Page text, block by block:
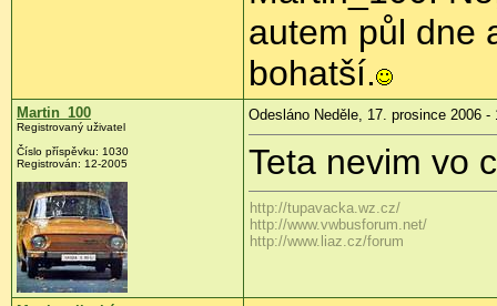
autem půl dne
bohatší.
Martin_100
Registrovaný uživatel
Číslo příspěvku: 1030
Registrován: 12-2005
Odesláno Neděle, 17. prosince 2006 -
Teta nevim vo
http://tupavacka.wz.cz/
http://www.vwbusforum.net/
http://www.liaz.cz/forum